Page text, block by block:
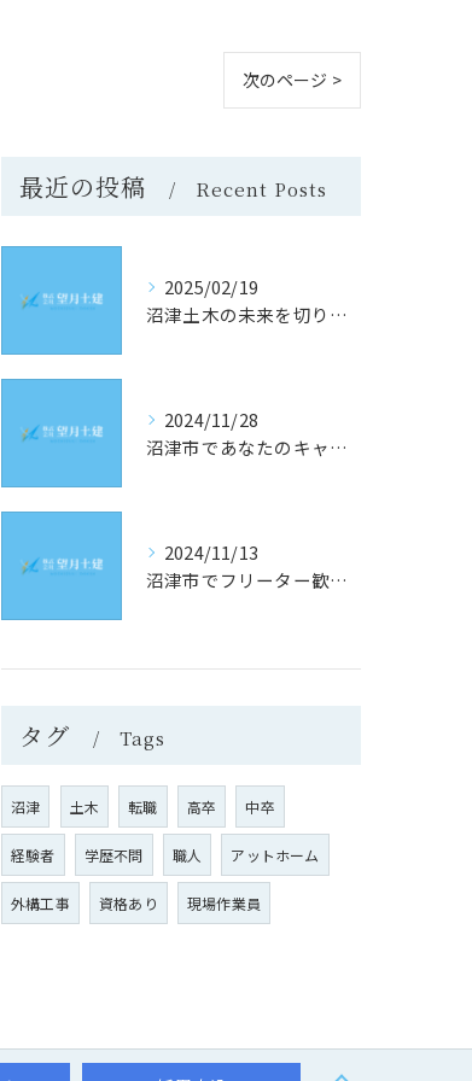
次のページ >
最近の投稿 Recent Posts
2025/02/19
沼津土木の未来を切り開く！静岡県沼津市での求人情報と採用のヒント
2024/11/28
沼津市であなたのキャリアを築く！土木業界の最新求人情報をチェック
2024/11/13
沼津市でフリーター歓迎！理想の土木求人を見つけるための究極ガイド
タグ Tags
沼津 土木 転職 高卒 中卒
経験者 学歴不問 職人 アットホーム
外構工事 資格あり 現場作業員